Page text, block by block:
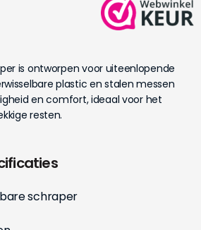
is ontworpen voor uiteenlopende
plastic en stalen messen
en comfort, ideaal voor het
resten.
schraper